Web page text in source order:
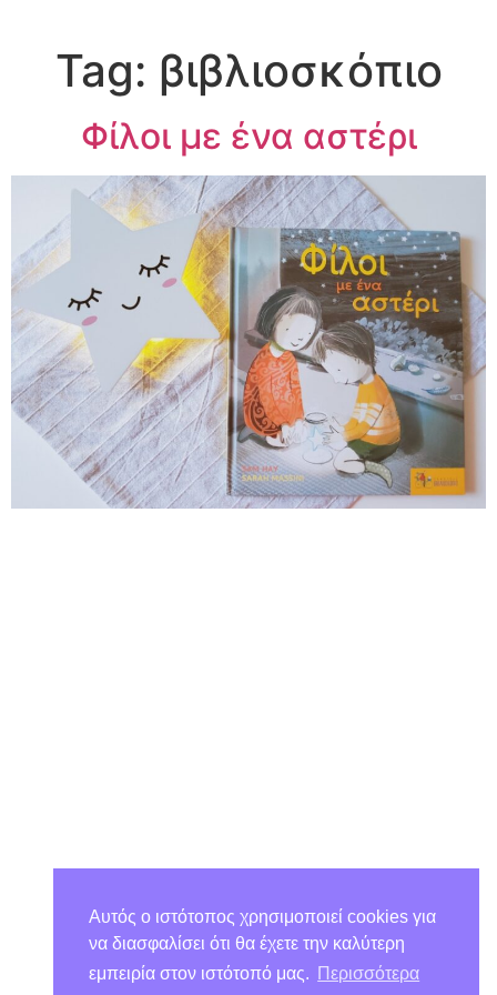
Tag: βιβλιοσκόπιο
Φίλοι με ένα αστέρι
Αυτός ο ιστότοπος χρησιμοποιεί cookies για
να διασφαλίσει ότι θα έχετε την καλύτερη
εμπειρία στον ιστότοπό μας.
Περισσότερα